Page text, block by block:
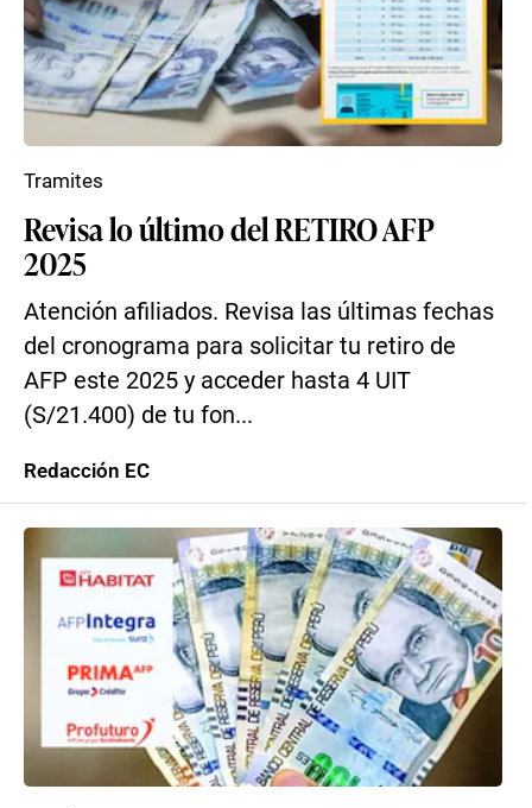
Revisa lo último del RETIRO AFP
2025
Atención afiliados. Revisa las últimas fechas
del cronograma para solicitar tu retiro de
AFP este 2025 y acceder hasta 4 UIT
(S/21.400) de tu fon...
Tramites
Redacción EC